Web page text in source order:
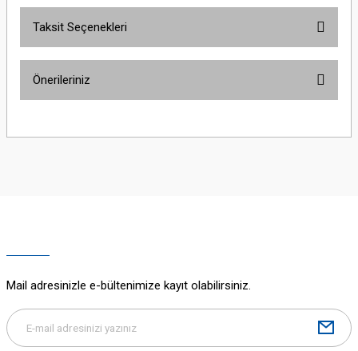
Taksit Seçenekleri
Önerileriniz
yetersiz gördüğünüz noktaları öneri formunu kullanarak tarafımıza
Bu ürüne benzer farklı alternatifler olmalı.
Mail adresinizle e-bültenimize kayıt olabilirsiniz.